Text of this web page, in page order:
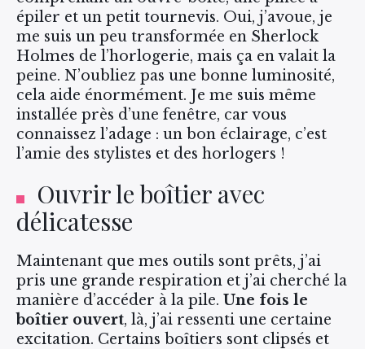
épiler et un petit tournevis. Oui, j’avoue, je
me suis un peu transformée en Sherlock
Holmes de l’horlogerie, mais ça en valait la
peine. N’oubliez pas une bonne luminosité,
cela aide énormément. Je me suis même
installée près d’une fenêtre, car vous
connaissez l’adage : un bon éclairage, c’est
l’amie des stylistes et des horlogers !
Ouvrir le boîtier avec
délicatesse
Maintenant que mes outils sont prêts, j’ai
pris une grande respiration et j’ai cherché la
manière d’accéder à la pile. Une fois le
boîtier ouvert, là, j’ai ressenti une certaine
excitation. Certains boîtiers sont clipsés et